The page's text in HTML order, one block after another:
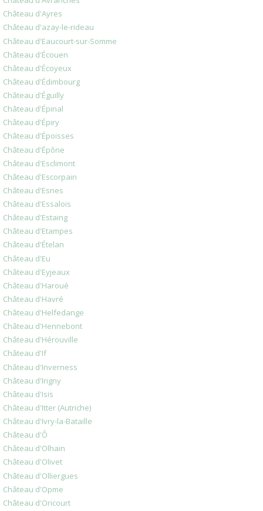
Château d'Ayres
Château d'azay-le-rideau
Château d'Eaucourt-sur-Somme
Château d'Écouen
Château d'Écoyeux
Château d'Édimbourg
Château d'Éguilly
Château d'Épinal
Château d'Épiry
Château d'Époisses
Château d'Épône
Château d'Esclimont
Château d'Escorpain
Château d'Esnes
Château d'Essalois
Château d'Estaing
Château d'Etampes
Château d'Ételan
Château d'Eu
Château d'Eyjeaux
Château d'Haroué
Château d'Havré
Château d'Helfedange
Château d'Hennebont
Château d'Hérouville
Château d'If
Château d'Inverness
Château d'Irigny
Château d'Isis
Château d'Itter (Autriche)
Château d'Ivry-la-Bataille
Château d'Ô
Château d'Olhain
Château d'Olivet
Château d'Olliergues
Château d'Opme
Château d'Oricourt